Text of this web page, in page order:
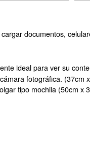
documentos,
ideal para ver su
fotográfica. (37cm
tipo mochila (50cm x